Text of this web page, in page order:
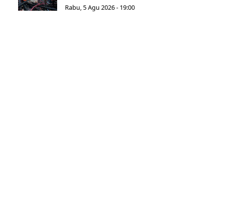
Rabu, 5 Agu 2026 - 19:00